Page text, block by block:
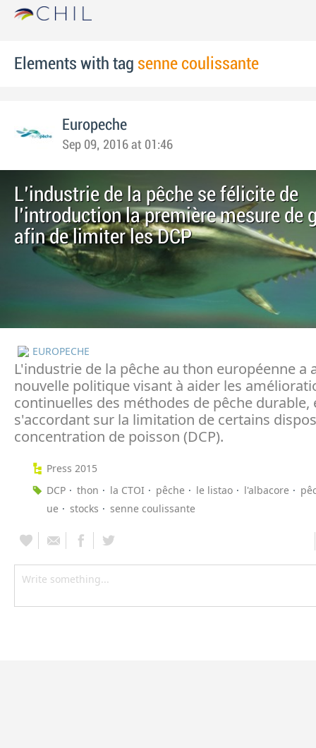
Elements with tag senne coulissante
Europeche
Sep 09, 2016 at 01:46
L'industrie de la pêche se félicite de
l'introduction la première mesure de
afin de limiter les DCP
EUROPECHE
L'industrie de la pêche au thon européenne a
nouvelle politique visant à aider les
continuelles des méthodes de pêche durable,
s'accordant sur la limitation de certains
concentration de poisson (DCP).
Press 2015
DCP
thon la CTOI pêche le listao l'albacore
ue
stocks senne coulissante